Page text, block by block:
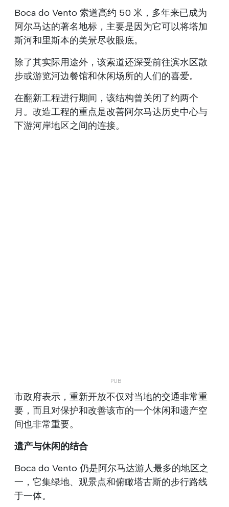
Boca do Vento 索道高约 50 米，多年来已成为
阿尔马达的著名地标，主要是因为它可以将塔加
斯河和里斯本的美景尽收眼底。
除了其实际用途外，该索道还深受前往滨水区散
步或游览河边餐馆和休闲场所的人们的喜爱。
在翻新工程进行期间，该结构曾关闭了约两个
月。改造工程的重点是改善阿尔马达历史中心与
下游河岸地区之间的连接。
市政府表示，重新开放不仅对当地的交通非常重
要，而且对保护和改善该市的一个休闲和遗产空
间也非常重要。
遗产与休闲的结合
Boca do Vento 仍是阿尔马达游人最多的地区之
一，它集绿地、观景点和俯瞰塔古斯的步行路线
于一体。